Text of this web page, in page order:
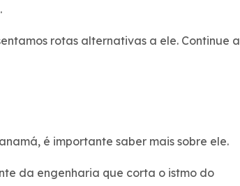
rotas alternativas a ele. Continue a
é importante saber mais sobre ele.
da engenharia que corta o istmo do